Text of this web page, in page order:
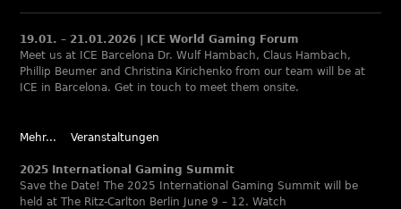
19.01. – 21.01.2026 | ICE World Gaming Forum
Meet us at ICE Barcelona Dr. Wulf Hambach, Claus Hambach,
Phillip Beumer and Christina Kirichenko from our team will be at
ICE in Barcelona. Get in touch to meet them onsite.
Mehr... Veranstaltungen
2025 International Gaming Summit
Save the Date! The 2025 International Gaming Summit will be
held at The Ritz-Carlton Berlin June 9 – 12. Watch